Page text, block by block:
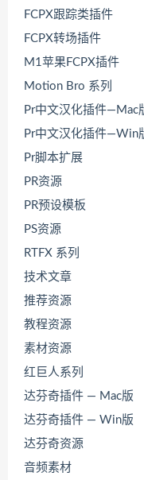
FCPX跟踪类插件
FCPX转场插件
M1苹果FCPX插件
Motion Bro 系列
Pr中文汉化插件—Mac
Pr中文汉化插件—Win
Pr脚本扩展
PR资源
PR预设模板
PS资源
RTFX 系列
技术文章
推荐资源
教程资源
素材资源
红巨人系列
达芬奇插件 — Mac版
达芬奇插件 — Win版
达芬奇资源
音频素材